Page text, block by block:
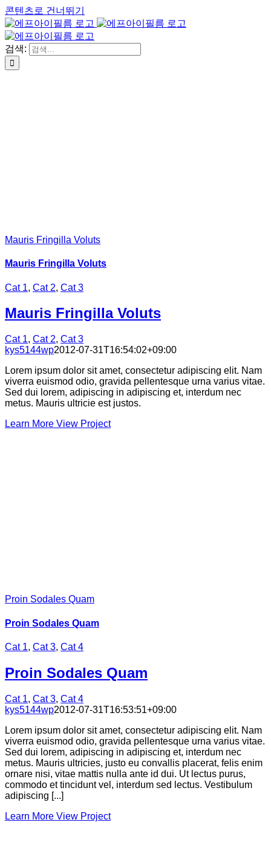
콘텐츠로 건너뛰기
검색:
Mauris Fringilla Voluts
Mauris Fringilla Voluts
Cat 1, Cat 2, Cat 3
Mauris Fringilla Voluts
Cat 1, Cat 2, Cat 3
kys5144wp2012-07-31T16:54:02+09:00
Lorem ipsum dolor sit amet, consectetur adipiscing elit. Nam
viverra euismod odio, gravida pellentesque urna varius vitae.
Sed dui lorem, adipiscing in adipiscing et, interdum nec
metus. Mauris ultricie est justos.
Learn More View Project
Proin Sodales Quam
Proin Sodales Quam
Cat 1, Cat 3, Cat 4
Proin Sodales Quam
Cat 1, Cat 3, Cat 4
kys5144wp2012-07-31T16:53:51+09:00
Lorem ipsum dolor sit amet, consectetur adipiscing elit. Nam
viverra euismod odio, gravida pellentesque urna varius vitae.
Sed dui lorem, adipiscing in adipiscing et, interdum nec
metus. Mauris ultricies, justo eu convallis placerat, felis enim
ornare nisi, vitae mattis nulla ante id dui. Ut lectus purus,
commodo et tincidunt vel, interdum sed lectus. Vestibulum
adipiscing [...]
Learn More View Project